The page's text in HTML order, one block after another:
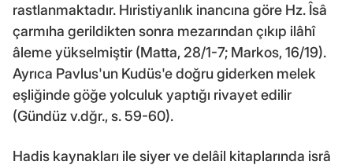
rastlanmaktadır. Hıristiyanlık inancına göre Hz. Îsâ
çarmıha gerildikten sonra mezarından çıkıp ilâhî
âleme yükselmiştir (Matta, 28/1-7; Markos, 16/19).
Ayrıca Pavlus'un Kudüs'e doğru giderken melek
eşliğinde göğe yolculuk yaptığı rivayet edilir
(Gündüz v.dğr., s. 59-60).
Hadis kaynakları ile siyer ve delâil kitaplarında isrâ